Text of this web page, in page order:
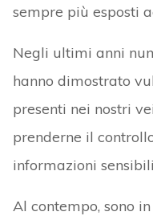
sempre più esposti
Negli ultimi anni
hanno dimostrato
presenti nei nostri
prenderne il
informazioni
Al contempo, sono